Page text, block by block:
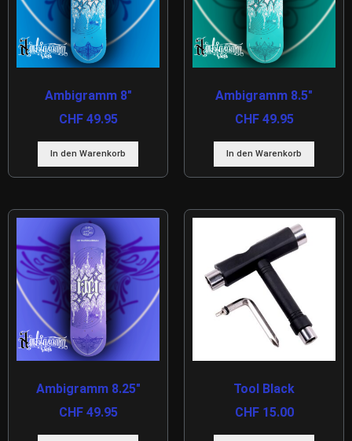
Ambigramm 8″
CHF49.95
In den Warenkorb
Ambigramm 8.5″
CHF49.95
In den Warenkorb
Ambigramm 8.25″
CHF49.95
Tool Black
CHF15.00